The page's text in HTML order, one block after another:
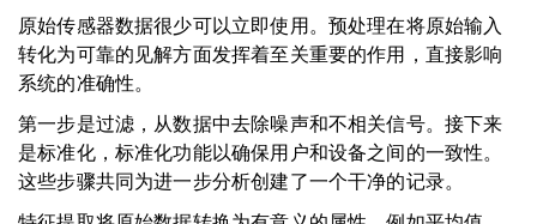
原始传感器数据很少可以立即使用。预处理在将原始输入
转化为可靠的见解方面发挥着至关重要的作用，直接影响
系统的准确性。
第一步是过滤，从数据中去除噪声和不相关信号。接下来
是标准化，标准化功能以确保用户和设备之间的一致性。
这些步骤共同为进一步分析创建了一个干净的记录。